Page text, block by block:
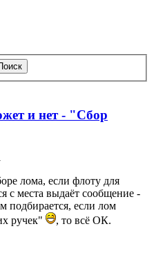
и нет - "Сбор
лома, если флоту для
с места выдаёт сообщение -
подбирается, если лом
ручек"
, то всё ОК.